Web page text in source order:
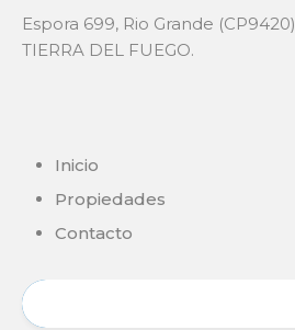
Espora 699, Rio Grande (CP9420)
TIERRA DEL FUEGO.
Inicio
Propiedades
Contacto